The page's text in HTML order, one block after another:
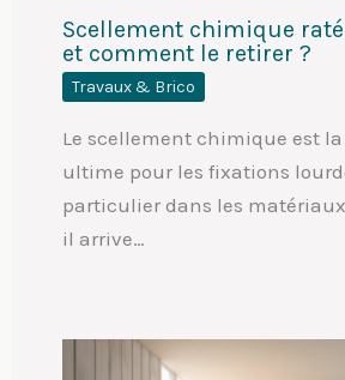
Scellement chimique
et comment le retirer ?
Travaux & Brico
Le scellement chimique est
ultime pour les fixations
particulier dans les
il arrive…